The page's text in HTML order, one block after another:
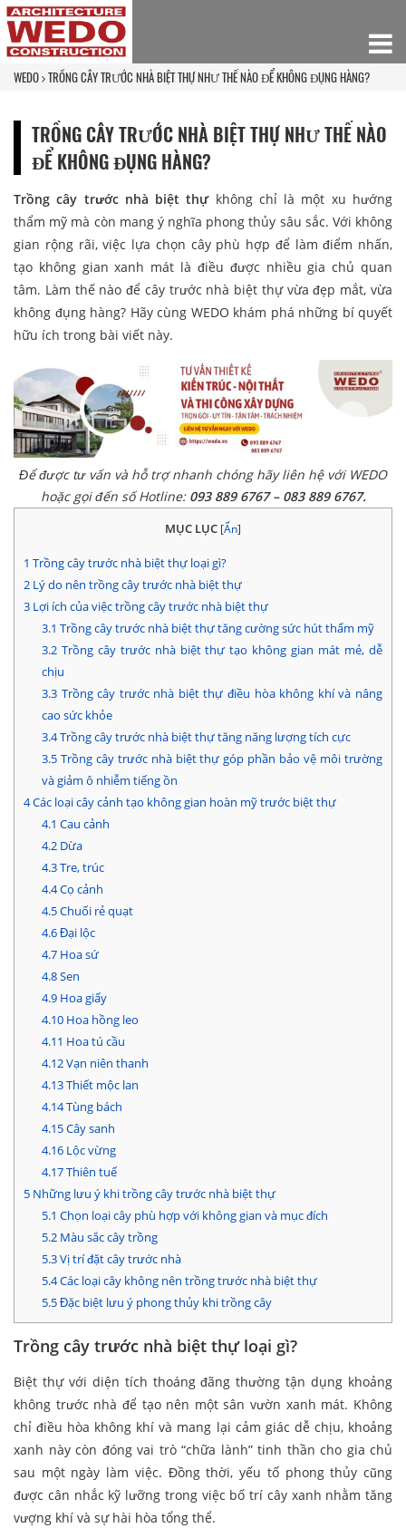
WEDO TRỒNG CÂY TRƯỚC NHÀ BIỆT THỰ NHƯ THẾ NÀO ĐỂ KHÔNG ĐỤNG HÀNG?
TRỒNG CÂY TRƯỚC NHÀ BIỆT THỰ NHƯ THẾ NÀO
ĐỂ KHÔNG ĐỤNG HÀNG?
Trồng cây trước nhà biệt thự không chỉ là một xu hướng
thẩm mỹ mà còn mang ý nghĩa phong thủy sâu sắc. Với không
gian rộng rãi, việc lựa chọn cây phù hợp để làm điểm nhấn,
tạo không gian xanh mát là điều được nhiều gia chủ quan
tâm. Làm thế nào để cây trước nhà biệt thự vừa đẹp mắt, vừa
không đụng hàng? Hãy cùng WEDO khám phá những bí quyết
hữu ích trong bài viết này.
Để được tư vấn và hỗ trợ nhanh chóng hãy liên hệ với WEDO
hoặc gọi đến số Hotline: 093 889 6767 – 083 889 6767.
MỤC LỤC [Ẩn]
1 Trồng cây trước nhà biệt thự loại gì?
2 Lý do nên trồng cây trước nhà biệt thự
3 Lợi ích của việc trồng cây trước nhà biệt thự
3.1 Trồng cây trước nhà biệt thự tăng cường sức hút thẩm mỹ
3.2Trồng cây trước nhà biệt thự tạo không gian mát mẻ, dễ
chịu
3.3Trồng cây trước nhà biệt thự điều hòa không khí và nâng
cao sức khỏe
3.4Trồng cây trước nhà biệt thự tăng năng lượng tích cực
3.5Trồng cây trước nhà biệt thự góp phần bảo vệ môi trường
và giảm ô nhiễm tiếng ồn
4Các loại cây cảnh tạo không gian hoàn mỹ trước biệt thự
4.1 Cau cảnh
4.2Dừa
4.3Tre, trúc
4.4Cọ cảnh
4.5Chuối rẻ quạt
4.6Đại lộc
4.7Hoa sứ
4.8Sen
4.9Hoa giấy
4.10Hoa hồng leo
4.11 Hoa tú cầu
4.12Vạn niên thanh
4.13Thiết mộc lan
4.14Tùng bách
4.15Cây sanh
4.16Lộc vừng
4.17Thiên tuế
5 Những lưu ý khi trồng cây trước nhà biệt thự
5.1 Chọn loại cây phù hợp với không gian và mục đích
5.2Màu sắc cây trồng
5.3Vị trí đặt cây trước nhà
5.4Các loại cây không nên trồng trước nhà biệt thự
5.5Đặc biệt lưu ý phong thủy khi trồng cây
Trồng cây trước nhà biệt thự loại gì?
Biệt thự với diện tích thoáng đãng thường tận dụng khoảng
không trước nhà để tạo nên một sân vườn xanh mát. Không
chỉ điều hòa không khí và mang lại cảm giác dễ chịu, khoảng
xanh này còn đóng vai trò “chữa lành” tinh thần cho gia chủ
sau một ngày làm việc. Đồng thời, yếu tố phong thủy cũng
được cân nhắc kỹ lưỡng trong việc bố trí cây xanh nhằm tăng
vượng khí và sự hài hòa tổng thể.